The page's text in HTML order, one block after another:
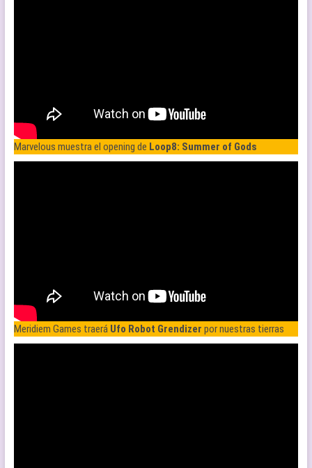
Marvelous muestra el opening de Loop8: Summer of Gods
Meridiem Games traerá Ufo Robot Grendizer por nuestras tierras